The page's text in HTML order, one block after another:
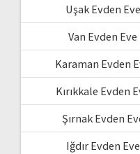
Uşak Evden
Van Evden
Karaman Evden
Kırıkkale Evden
Şırnak Evden
Iğdır Evden